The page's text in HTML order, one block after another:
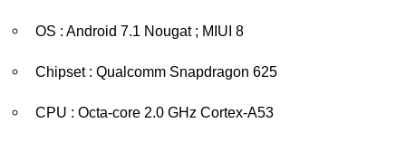
OS : Android 7.1 Nougat ; MIUI 8
Chipset : Qualcomm Snapdragon 625
CPU : Octa-core 2.0 GHz Cortex-A53